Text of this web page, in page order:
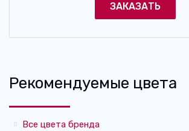
ЗАКАЗАТЬ
Рекомендуемые цвета
Все цвета бренда